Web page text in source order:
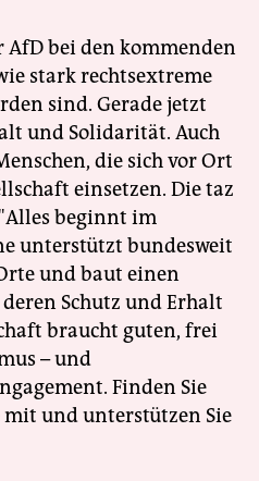
AfD bei den kommenden
stark rechtsextreme
sind. Gerade jetzt
und Solidarität. Auch
die sich vor Ort
einsetzen. Die taz
beginnt im
unterstützt bundesweit
und baut einen
Schutz und Erhalt
braucht guten, frei
– und
Finden Sie
mit und unterstützen Sie